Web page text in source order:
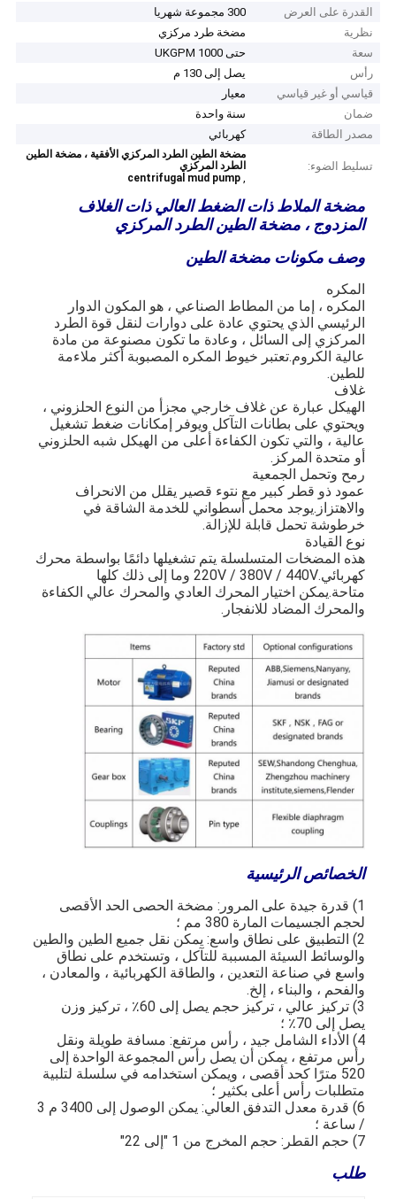
منزل
المنتجات
أشرطة فيديو
القدرة على العرض
300 مجموعة شهريا
نظرية
مضخة طرد مركزي
سعة
حتى 1000 UKGPM
رأس
يصل إلى 130 م
قياسي أو غير قياسي
معيار
ضمان
سنة واحدة
مصدر الطاقة
كهربائي
تسليط الضوء:
مضخة الطين الطرد المركزي الأفقية ، مضخة الطين
الطرد المركزي
,
centrifugal mud pump
مضخة الملاط ذات الضغط العالي ذات الغلاف
المزدوج ، مضخة الطين الطرد المركزي
وصف مكونات مضخة الطين
المكره
المكره ، إما من المطاط الصناعي ، هو المكون الدوار
الرئيسي الذي يحتوي عادة على دوارات لنقل قوة الطرد
المركزي إلى السائل ، وعادة ما تكون مصنوعة من مادة
عالية الكروم.تعتبر خيوط المكره المصبوبة أكثر ملاءمة
للطين.
غلاف
الهيكل عبارة عن غلاف خارجي مجزأ من النوع الحلزوني ،
ويحتوي على بطانات التآكل ويوفر إمكانات ضغط تشغيل
عالية ، والتي تكون الكفاءة أعلى من الهيكل شبه الحلزوني
أو متحدة المركز.
رمح وتحمل الجمعية
عمود ذو قطر كبير مع نتوء قصير يقلل من الانحراف
والاهتزاز.يوجد محمل أسطواني للخدمة الشاقة في
خرطوشة تحمل قابلة للإزالة.
نوع القيادة
هذه المضخات المتسلسلة يتم تشغيلها دائمًا بواسطة محرك
كهربائي.220V / 380V / 440V وما إلى ذلك كلها
متاحة.يمكن اختيار المحرك العادي والمحرك عالي الكفاءة
والمحرك المضاد للانفجار.
الخصائص الرئيسية
1) قدرة جيدة على المرور: مضخة الحصى الحد الأقصى
لحجم الجسيمات المارة 380 مم ؛
2) التطبيق على نطاق واسع: يمكن نقل جميع الطين والطين
والوسائط السيئة المسببة للتآكل ، وتستخدم على نطاق
واسع في صناعة التعدين ، والطاقة الكهربائية ، والمعادن ،
والفحم ، والبناء ، إلخ.
3) تركيز عالي ، تركيز حجم يصل إلى 60٪ ، تركيز وزن
يصل إلى 70٪ ؛
4) الأداء الشامل جيد ، رأس مرتفع: مسافة طويلة ونقل
رأس مرتفع ، يمكن أن يصل رأس المجموعة الواحدة إلى
520 مترًا كحد أقصى ، ويمكن استخدامه في سلسلة لتلبية
متطلبات رأس أعلى بكثير ؛
6) قدرة معدل التدفق العالي: يمكن الوصول إلى 3400 م 3
/ ساعة ؛
7) حجم القطر: حجم المخرج من 1 "إلى 22"
طلب